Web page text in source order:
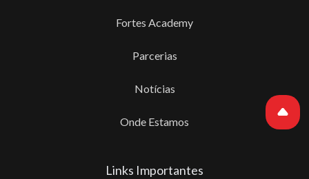
Fortes Academy
Parcerias
Notícias
Onde Estamos
Links Importantes